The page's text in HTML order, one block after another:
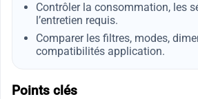
Contrôler la consommation, les
l’entretien requis.
Comparer les filtres, modes,
compatibilités application.
Points clés